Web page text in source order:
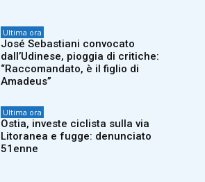
Ultima ora
José Sebastiani convocato
dall’Udinese, pioggia di critiche:
“Raccomandato, è il figlio di
Amadeus”
Ultima ora
Ostia, investe ciclista sulla via
Litoranea e fugge: denunciato
51enne